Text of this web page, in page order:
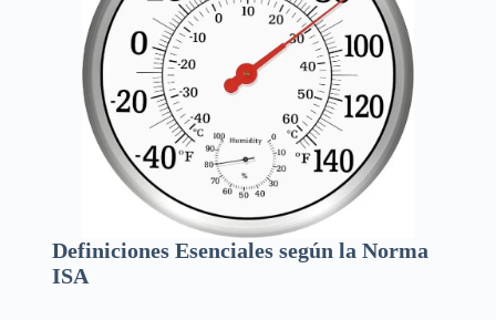
Definiciones Esenciales según la Norma
ISA